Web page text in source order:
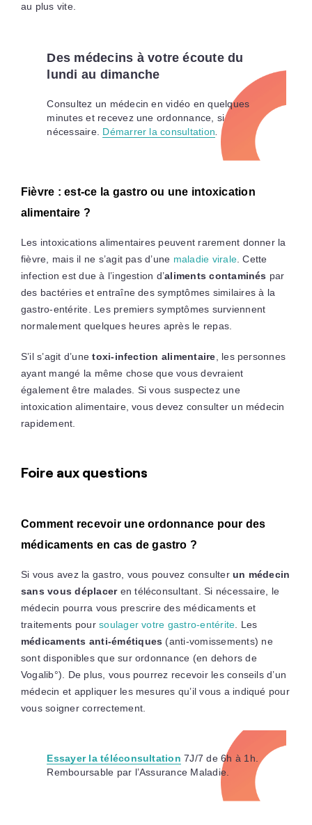
au plus vite.
Des médecins à votre écoute du
lundi au dimanche
Consultez un médecin en vidéo en quelques
minutes et recevez une ordonnance, si
nécessaire. Démarrer la consultation.
Fièvre : est-ce la gastro ou une intoxication
alimentaire ?
Les intoxications alimentaires peuvent rarement donner la
fièvre, mais il ne s’agit pas d’une maladie virale. Cette
infection est due à l’ingestion d’aliments contaminés par
des bactéries et entraîne des symptômes similaires à la
gastro-entérite. Les premiers symptômes surviennent
normalement quelques heures après le repas.
S’il s’agit d’unetoxi-infection alimentaire, les personnes
ayant mangé la même chose que vous devraient
également être malades. Si vous suspectez une
intoxication alimentaire, vous devez consulter un médecin
rapidement.
Foire aux questions
Comment recevoir une ordonnance pour des
médicaments en cas de gastro ?
Si vous avez la gastro, vous pouvez consulterun médecin
sans vous déplaceren téléconsultant. Si nécessaire, le
médecin pourra vous prescrire des médicaments et
traitements poursoulager votre gastro-entérite. Les
médicaments anti-émétiques (anti-vomissements) ne
sont disponibles que sur ordonnance (en dehors de
Vogalib°). De plus, vous pourrez recevoir les conseils d’un
médecin et appliquer les mesures qu’il vous a indiqué pour
vous soigner correctement.
Essayer la téléconsultation 7J/7 de 6h à 1h.
Remboursable par l’Assurance Maladie.